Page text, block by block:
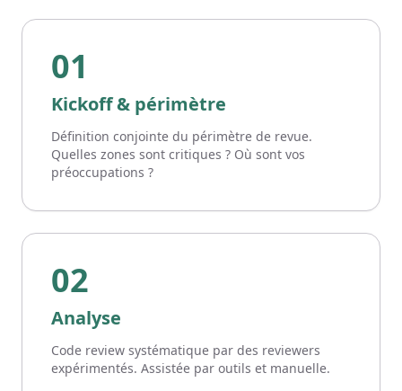
01
Kickoff & périmètre
Définition conjointe du périmètre de revue.
Quelles zones sont critiques ? Où sont vos
préoccupations ?
02
Analyse
Code review systématique par des reviewers
expérimentés. Assistée par outils et manuelle.